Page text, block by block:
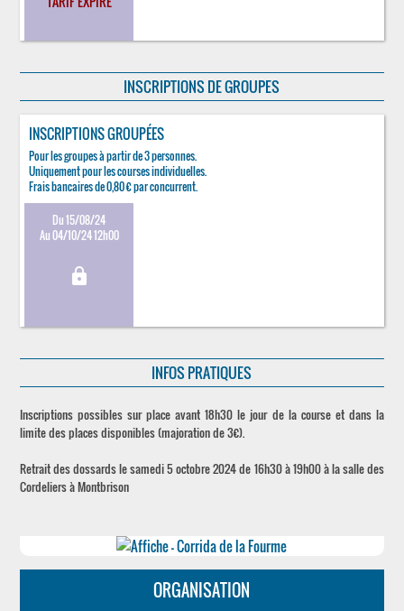
INSCRIPTIONS DE GROUPES
INSCRIPTIONS GROUPÉES
Pour les groupes à partir de 3 personnes.
Uniquement pour les courses individuelles.
Frais bancaires de 0,80 € par concurrent.
Du 15/08/24
Au 04/10/24 12h00
lock
INFOS PRATIQUES
Inscriptions possibles sur place avant 18h30 le jour de la course et dans la
limite des places disponibles (majoration de 3€).
Retrait des dossards le samedi 5 octobre 2024 de 16h30 à 19h00 à la salle des
Cordeliers à Montbrison
ORGANISATION